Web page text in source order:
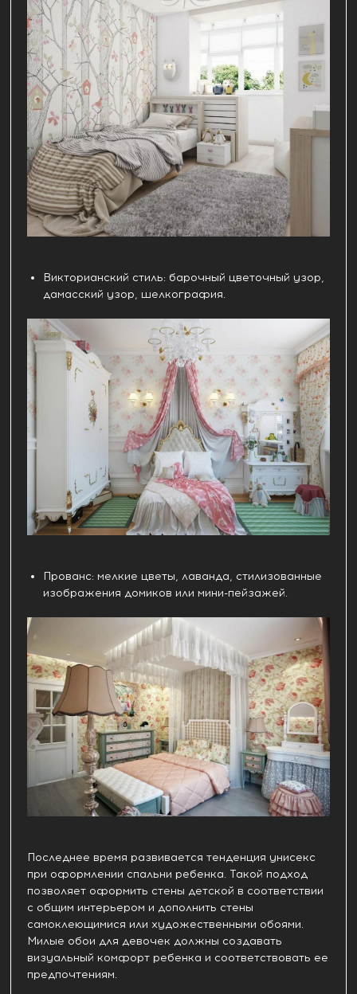
Викторианский стиль: барочный цветочный узор,
дамасский узор, шелкография.
Прованс: мелкие цветы, лаванда, стилизованные
изображения домиков или мини-пейзажей.
Последнее время развивается тенденция унисекс
при оформлении спальни ребенка. Такой подход
позволяет оформить стены детской в соответствии
с общим интерьером и дополнить стены
самоклеющимися или художественными обоями.
Милые обои для девочек должны создавать
визуальный комфорт ребенка и соответствовать ее
предпочтениям.